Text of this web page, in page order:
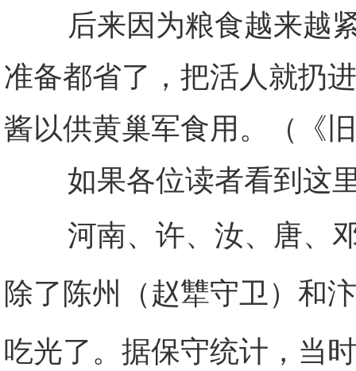
后来因为粮食越来越紧
准备都省了，把活人就扔
酱以供黄巢军食用。（《
如果各位读者看到这里
河南、许、汝、唐、邓
除了陈州（赵犨守卫）和
吃光了。据保守统计，当